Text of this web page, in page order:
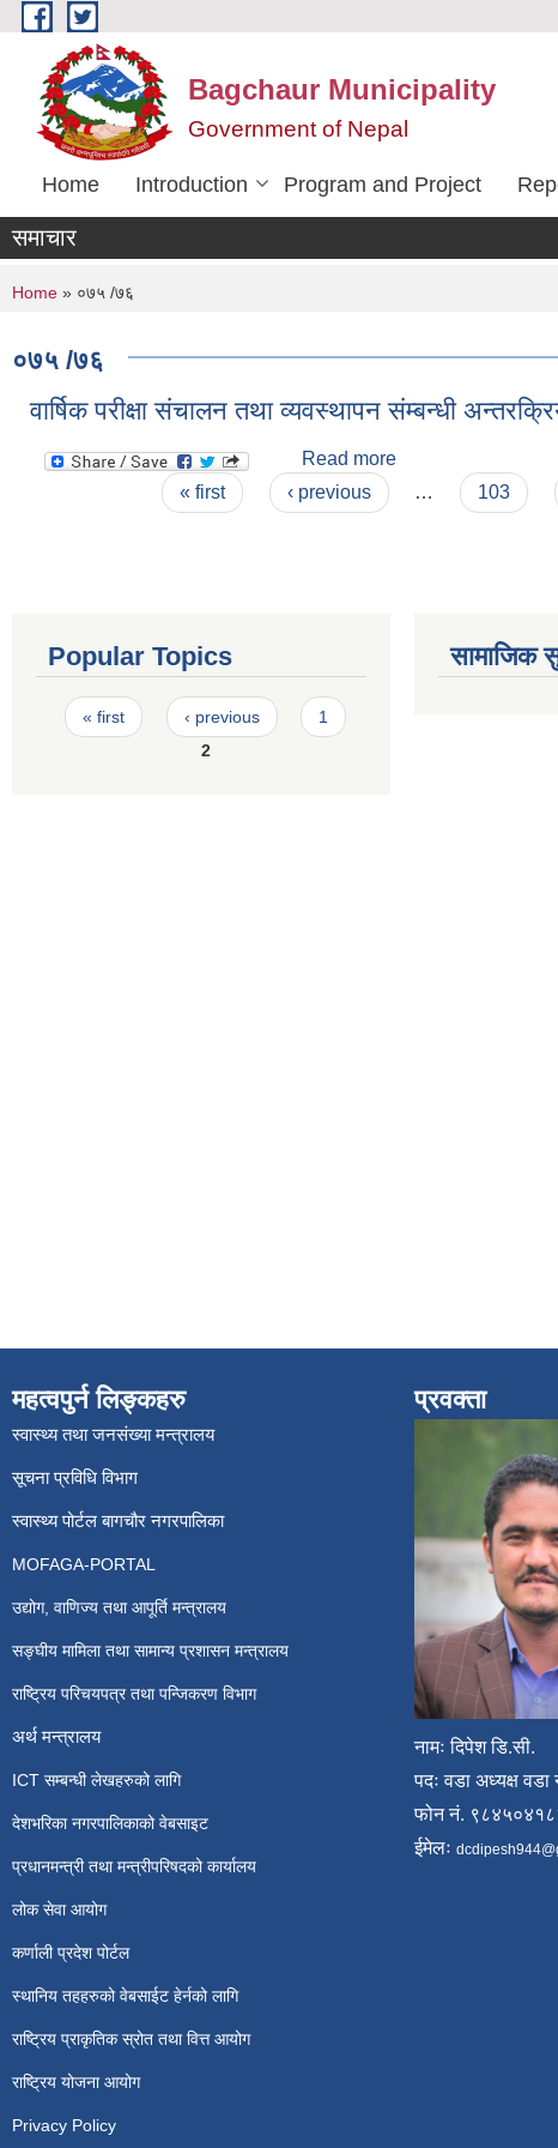
Skip to main content
Bagchaur Municipality
Government of Nepal
Home Introduction Program and Project
समाचार
You are here
Home » ०७५ /७६
०७५ /७६
वार्षिक परीक्षा संचालन तथा व्यवस्थापन संम्बन्धी
Read more
« first ‹ previous … 103
Popular Topics
Pages
« first ‹ previous
1
2
सामाजिक
महत्वपुर्न लिङ्कहरु
स्वास्थ्य तथा जनसंख्या मन्त्रालय
सूचना प्रविधि विभाग
स्वास्थ्य पोर्टल बागचौर नगरपालिका
MOFAGA-PORTAL
उद्योग, वाणिज्य तथा आपूर्ति मन्त्रालय
सङ्घीय मामिला तथा सामान्य प्रशासन मन्त्रालय
राष्ट्रिय परिचयपत्र तथा पन्जिकरण विभाग
अर्थ मन्त्रालय
ICT सम्बन्धी लेखहरुको लागि
देशभरिका नगरपालिकाको वेबसाइट
प्रधानमन्त्री तथा मन्त्रीपरिषदको कार्यालय
लोक सेवा आयोग
कर्णाली प्रदेश पोर्टल
स्थानिय तहहरुको वेबसाईट हेर्नको लागि
राष्ट्रिय प्राकृतिक स्रोत तथा वित्त आयोग
राष्ट्रिय योजना आयोग
Privacy Policy
प्रवक्ता
नामः दिपेश डि.सी.
पदः वडा अध्यक्ष वडा
फोन नं.
ईमेलः